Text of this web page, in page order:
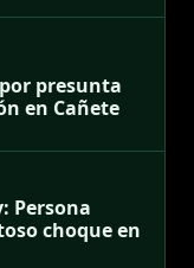
presunta
en Cañete
Persona
choque en